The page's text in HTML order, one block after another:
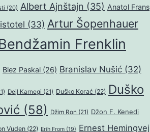
(20) Albert Ajnštajn (35) Anatol Frans
(33) Artur Šopenhauer
Frenklin
Blez Paskal (26) Branislav Nušić (32)
Dejl Karnegi (21) Duško Korać (22) Duško
(58) Džim Ron (21) Džon F. Kenedi
Vuden (22) Erih From (19) Ernest Hemingvej